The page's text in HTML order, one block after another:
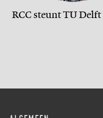
RCC steunt TU